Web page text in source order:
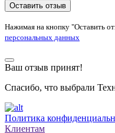
Оставить отзыв
Нажимая на кнопку "Оставить
персональных данных
Ваш отзыв принят!
Спасибо, что выбрали
Политика
Клиентам